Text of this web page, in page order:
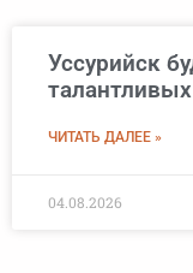
Уссурийск
ЧИТАТЬ ДАЛЕЕ »
04.08.2026